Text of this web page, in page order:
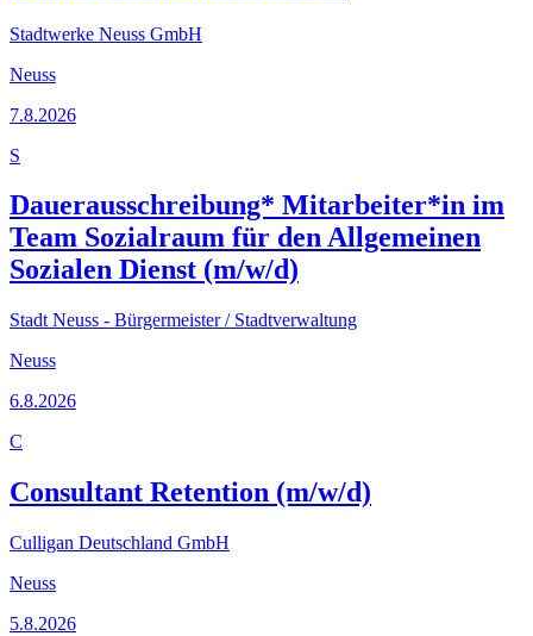
Stadtwerke Neuss GmbH
Neuss
7.8.2026
S
Dauerausschreibung* Mitarbeiter*in im
Team Sozialraum für den Allgemeinen
Sozialen Dienst (m/w/d)
Stadt Neuss - Bürgermeister / Stadtverwaltung
Neuss
6.8.2026
C
Consultant Retention (m/w/d)
Culligan Deutschland GmbH
Neuss
5.8.2026